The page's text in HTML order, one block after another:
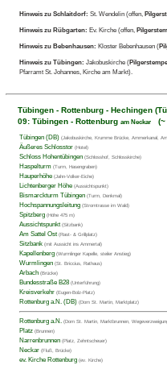
Hinweis zu Schlaitdorf: St. Wendelin (offen,
Hinweis zu Rübgarten: Ev. Kirche (offen,
Hinweis zu Bebenhausen: Kloster Bebenhausen (
Hinweis zu Tübingen: Jakobuskirche (
Pfarramt St. Johannes, Kirche am Markt).
Tübingen - Rottenburg - Hechingen
09: Tübingen - Rottenburg am Neckar(~
Tübingen (DB) (Jakobuskirche, Krumme Brücke, Ammerkanal,
Äußeres Schlosstor (Hotel)
Schloss Hohentübingen (Schlosshof, Schlosskirche)
Haspelturm (Turm, Hasengraben)
Hauperhöhe (Jahn-Volker-Eiche)
Lichtenberger Höhe (Aussichtspunkt)
Bismarckturm Tübingen (Turm, Denkmal)
Hochspannungsleitung (Stromtrasse im Wald)
Spitzberg (Höhe 475 m)
Aussichtspunkt (Sitzbank)
Am Sattel Ost (Rast- & Grillplatz)
Sitzbank (mit Aussicht ins Ammertal)
Kapellenberg (Wurmlinger Kapelle, steiler Anstieg)
Wurmlingen (St. Briccius, Rathaus)
Arbach (Brücke)
Bundesstraße B28 (Unterführung)
Kreisverkehr (Eugen-Bolz-Platz)
Rottenburg a.N. (DB) (Dom St. Martin, Marktplatz)
Rottenburg a.N. (Dom St. Martin, Marktbrunnen,
Platz (Brunnen)
Narrenbrunnen (Platz, Zehntscheuer)
Neckar (Fluß, Brücke)
ev. Kirche Rottenburg (ev. Kirche)